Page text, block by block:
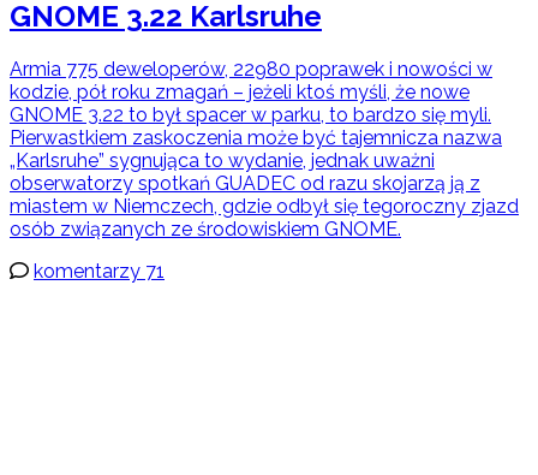
GNOME 3.22 Karlsruhe
Armia 775 deweloperów, 22980 poprawek i nowości w
kodzie, pół roku zmagań – jeżeli ktoś myśli, że nowe
GNOME 3.22 to był spacer w parku, to bardzo się myli.
Pierwastkiem zaskoczenia może być tajemnicza nazwa
„Karlsruhe” sygnująca to wydanie, jednak uważni
obserwatorzy spotkań GUADEC od razu skojarzą ją z
miastem w Niemczech, gdzie odbył się tegoroczny zjazd
osób związanych ze środowiskiem GNOME.
komentarzy 71